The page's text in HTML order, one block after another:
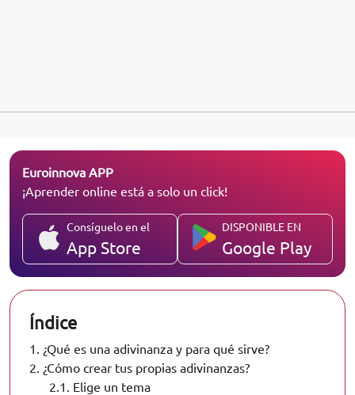
Euroinnova APP
¡Aprender online está a solo un click!
Consíguelo en el
App Store
DISPONIBLE EN
Google Play
Índice
1. ¿Qué es una adivinanza y para qué sirve?
2. ¿Cómo crear tus propias adivinanzas?
2.1. Elige un tema